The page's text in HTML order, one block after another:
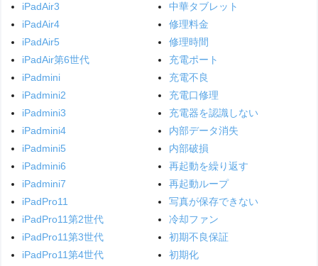
iPadAir3
iPadAir4
iPadAir5
iPadAir第6世代
iPadmini
iPadmini2
iPadmini3
iPadmini4
iPadmini5
iPadmini6
iPadmini7
iPadPro11
iPadPro11第2世代
iPadPro11第3世代
iPadPro11第4世代
中華タブレット
修理料金
修理時間
充電ポート
充電不良
充電口修理
充電器を認識しない
内部データ消失
内部破損
再起動を繰り返す
再起動ループ
写真が保存できない
冷却ファン
初期不良保証
初期化